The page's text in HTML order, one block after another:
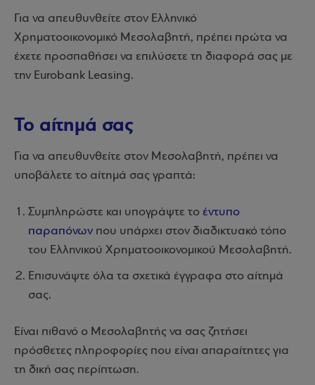
Για να απευθυνθείτε στον Ελληνικό
Χρηματοοικονομικό Μεσολαβητή, πρέπει πρώτα να
έχετε προσπαθήσει να επιλύσετε τη διαφορά σας με
την Eurobank Leasing.
Το αίτημά σας
Για να απευθυνθείτε στον Μεσολαβητή, πρέπει να
υποβάλετε το αίτημά σας γραπτά:
Συμπληρώστε και υπογράψτε το έντυπο
παραπόνων που υπάρχει στον διαδικτυακό τόπο
του Ελληνικού Χρηματοοικονομικού Μεσολαβητή.
Επισυνάψτε όλα τα σχετικά έγγραφα στο αίτημά
σας.
Είναι πιθανό ο Μεσολαβητής να σας ζητήσει
πρόσθετες πληροφορίες που είναι απαραίτητες για
τη δική σας περίπτωση.